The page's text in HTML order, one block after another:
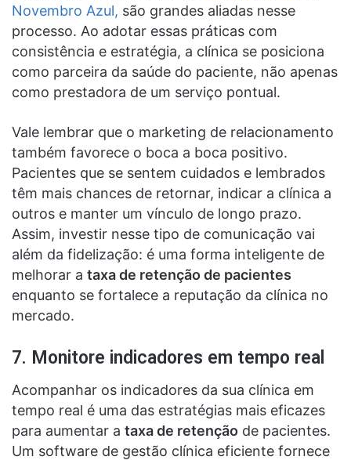
Novembro Azul, são grandes aliadas nesse
processo. Ao adotar essas práticas com
consistência e estratégia, a clínica se posiciona
como parceira da saúde do paciente, não apenas
como prestadora de um serviço pontual.
Vale lembrar que o marketing de relacionamento
também favorece o boca a boca positivo.
Pacientes que se sentem cuidados e lembrados
têm mais chances de retornar, indicar a clínica a
outros e manter um vínculo de longo prazo.
Assim, investir nesse tipo de comunicação vai
além da fidelização: é uma forma inteligente de
melhorar a taxa de retenção de pacientes
enquanto se fortalece a reputação da clínica no
mercado.
7. Monitore indicadores em tempo real
Acompanhar os indicadores da sua clínica em
tempo real é uma das estratégias mais eficazes
para aumentar a taxa de retenção de pacientes.
Um software de gestão clínica eficiente fornece